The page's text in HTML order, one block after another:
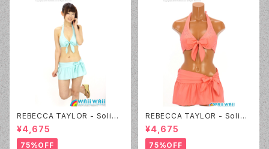
REBECCA TAYLOR - Solid
Rhinestone（14382 - 60:グ
リーン）
¥4,675
75%OFF
REBECCA TAYLOR - Solid
Rhinestone（14382 - 12:ピン
ク）
¥4,675
75%OFF